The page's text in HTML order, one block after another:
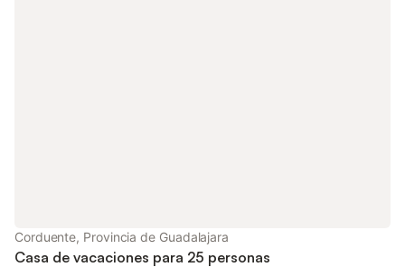
Corduente, Provincia de Guadalajara
Casa de vacaciones para 25 personas